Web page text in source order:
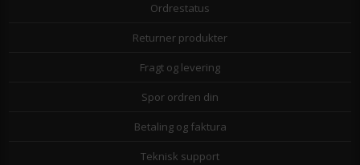
Ordrestatus
Returner produkter
Fragt og levering
Spor ordren din
Betaling og faktura
Teknisk support